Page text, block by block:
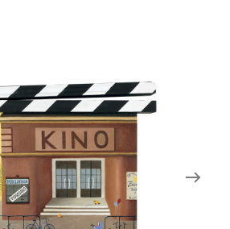
klapek
klapek